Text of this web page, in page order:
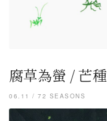
腐草為螢 / 芒種
06.11 / 72 SEASONS